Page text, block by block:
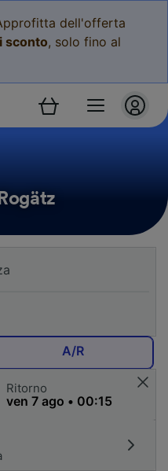
dell'offerta
sconto, solo fino al
A/R
Ritorno